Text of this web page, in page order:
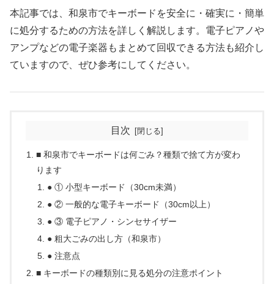
本記事では、和泉市でキーボードを安全に・確実に・簡単
に処分するための方法を詳しく解説します。電子ピアノや
アンプなどの電子楽器もまとめて回収できる方法も紹介し
ていますので、ぜひ参考にしてください。
目次
■ 和泉市でキーボードは何ごみ？種類で捨て方が変わ
ります
● ① 小型キーボード（30cm未満）
● ② 一般的な電子キーボード（30cm以上）
● ③ 電子ピアノ・シンセサイザー
● 粗大ごみの出し方（和泉市）
● 注意点
■ キーボードの種類別に見る処分の注意ポイント